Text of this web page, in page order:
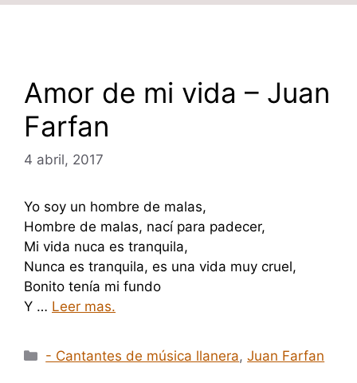
Amor de mi vida – Juan
Farfan
4 abril, 2017
Yo soy un hombre de malas,
Hombre de malas, nací para padecer,
Mi vida nuca es tranquila,
Nunca es tranquila, es una vida muy cruel,
Bonito tenía mi fundo
Y … Leer mas.
Categorías
- Cantantes de música llanera,Juan Farfan